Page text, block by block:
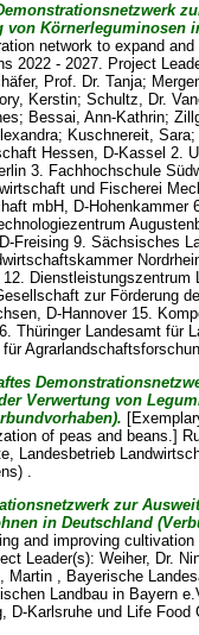
von Körnerleguminosen
network to expand
2022 - 2027. Project
Prof. Dr. Tanja;
Kerstin;Schultz, Dr.
; Bessai, Ann-Kathrin;
; Kuschnereit, Sara
Hessen, D-Kassel 2.
3. Fachhochschule
und Fischerei
mbH, D-
Freising 9. Sächsisches
Dienstleistungszentrum
zur Förderung
D-Hannover 15.
Thüringer Landesamt für
Verwertung von
of peas and beans.]
, Landesbetrieb
.
zur
in Deutschland
and improving
Leader(s):Weiher, Dr.
Martin , Bayerische
Landbau in Bayern
D-Karlsruhe und Life Food